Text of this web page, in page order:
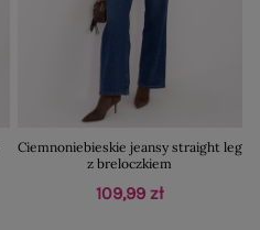
Ciemnoniebieskie jeansy straight leg
z breloczkiem
109,99 zł